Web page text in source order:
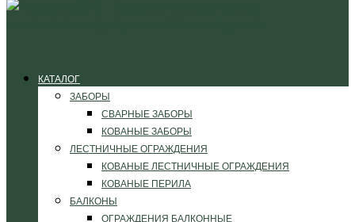
КАТАЛОГ
ЗАБОРЫ
СВАРНЫЕ ЗАБОРЫ
КОВАНЫЕ ЗАБОРЫ
ЛЕСТНИЧНЫЕ ОГРАЖДЕНИЯ
КОВАНЫЕ ЛЕСТНИЧНЫЕ ОГРАЖДЕНИЯ
КОВАНЫЕ ПЕРИЛА
БАЛКОНЫ
ОГРАЖДЕНИЯ БАЛКОННЫЕ